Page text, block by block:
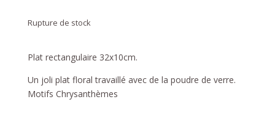
Rupture de stock
Plat rectangulaire 32x10cm.
Un joli plat floral travaillé avec de la poudre de verre.
Motifs Chrysanthèmes